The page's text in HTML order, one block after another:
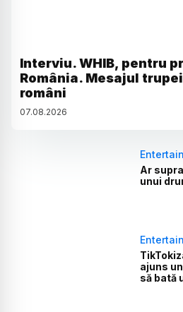
Interviu. WHIB, pentru
România. Mesajul
români
07.08.2026
Ar
unui
ajuns
să bată